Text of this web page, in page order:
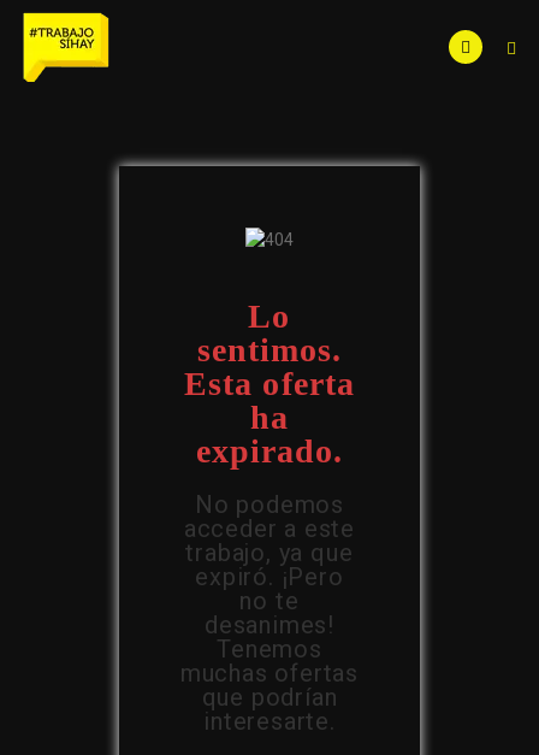
Lo
sentimos.
Esta oferta
ha
expirado.
No podemos
acceder a este
trabajo, ya que
expiró. ¡Pero
no te
desanimes!
Tenemos
muchas ofertas
que podrían
interesarte.